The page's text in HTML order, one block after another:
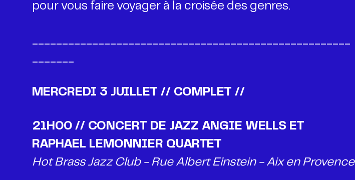
pour vous faire voyager à la croisée des genres.
MERCREDI 3 JUILLET // COMPLET //
21H00 // CONCERT DE JAZZ ANGIE WELLS ET
Hot Brass Jazz Club - Rue Albert Einstein - Aix en Provence